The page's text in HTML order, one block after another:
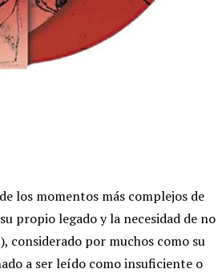
los momentos más complejos de
propio legado y la necesidad de no
considerado por muchos como su
a ser leído como insuficiente o